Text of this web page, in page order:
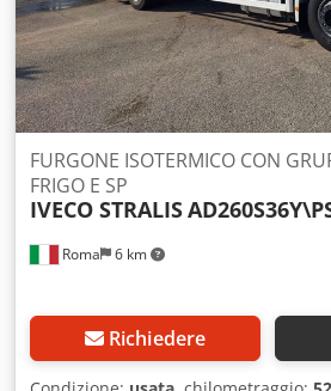
Roma 6 km
FURGONE ISOTERMICO CON
FRIGO E SP
IVECO STRALIS
Richiedere